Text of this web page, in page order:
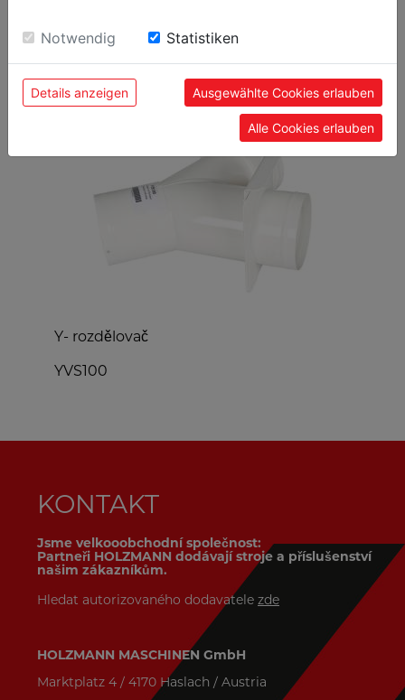
OBLÍBENÉ PRODUKTY
Y- rozdělovač
YVS100
KONTAKT
Jsme velkooobchodní společnost:
Partneři HOLZMANN dodávají stroje a příslušenství
našim zákazníkům.
Hledat autorizovaného dodavatele zde
HOLZMANN MASCHINEN GmbH
Marktplatz 4 / 4170 Haslach / Austria
Einwilligung zu unseren Cookies.
Notwendig Statistiken
Details anzeigen Ausgewählte Cookies erlauben
Alle Cookies erlauben